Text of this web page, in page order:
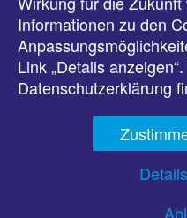
Karriere
Kontakt
Datenschutz
Informationen zu den
Link „Details
Datenschutzerklärung